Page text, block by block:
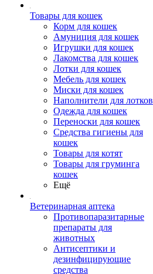
Товары для кошек
Корм для кошек
Амуниция для кошек
Игрушки для кошек
Лакомства для кошек
Лотки для кошек
Мебель для кошек
Миски для кошек
Наполнители для лотков
Одежда для кошек
Переноски для кошек
Средства гигиены для
кошек
Товары для котят
Товары для груминга
кошек
Ещё
Ветеринарная аптека
Противопаразитарные
препараты для
животных
Антисептики и
дезинфицирующие
средства